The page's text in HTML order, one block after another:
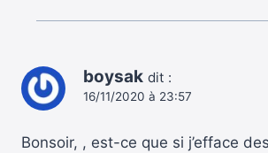
boysak dit :
16/11/2020 à 23:57
Bonsoir, , est-ce que si j’efface